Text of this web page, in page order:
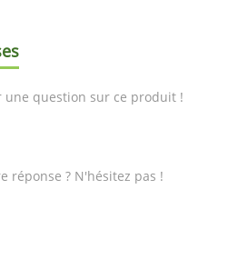
une question sur ce produit !
réponse ? N'hésitez pas !